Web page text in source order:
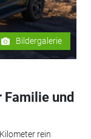
Bildergalerie
Familie und
rein